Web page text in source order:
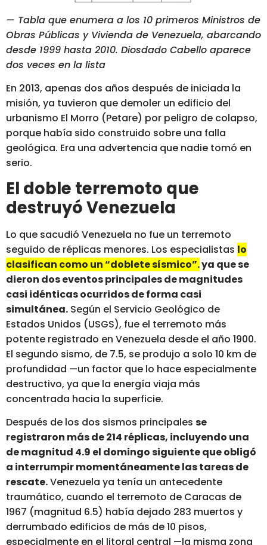
— Tabla que enumera a los 10 primeros Ministros de
Obras Públicas y Vivienda de Venezuela, abarcando
desde 1999 hasta 2010. Diosdado Cabello aparece
dos veces en la lista
En 2013, apenas dos años después de iniciada la
misión, ya tuvieron que demoler un edificio del
urbanismo El Morro (Petare) por peligro de colapso,
porque había sido construido sobre una falla
geológica. Era una advertencia que nadie tomó en
serio.
El doble terremoto que
destruyó Venezuela
Lo que sacudió Venezuela no fue un terremoto
seguido de réplicas menores. Los especialistas lo
clasifican como un “doblete sísmico”.ya que se
dieron dos eventos principales de magnitudes
casi idénticas ocurridos de forma casi
simultánea. Según el Servicio Geológico de
Estados Unidos (USGS), fue el terremoto más
potente registrado en Venezuela desde el año 1900.
El segundo sismo, de 7.5, se produjo a solo 10 km de
profundidad —un factor que lo hace especialmente
destructivo, ya que la energía viaja más
concentrada hacia la superficie.
Después de los dos sismos principales se
registraron más de 214 réplicas, incluyendo una
de magnitud 4.9 el domingo siguiente que obligó
a interrumpir momentáneamente las tareas de
rescate.Venezuela ya tenía un antecedente
traumático, cuando el terremoto de Caracas de
1967 (magnitud 6.5) había dejado 283 muertos y
derrumbado edificios de más de 10 pisos,
especialmente en el litoral central —la misma zona